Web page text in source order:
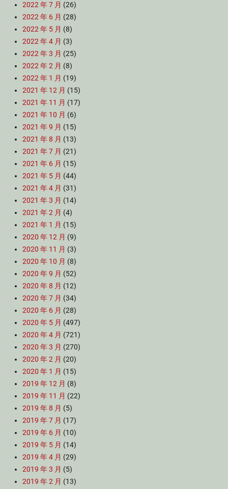
2022 年 7 月 (26)
2022 年 6 月 (28)
2022 年 5 月 (8)
2022 年 4 月 (3)
2022 年 3 月 (25)
2022 年 2 月 (8)
2022 年 1 月 (19)
2021 年 12 月 (15)
2021 年 11 月 (17)
2021 年 10 月 (6)
2021 年 9 月 (15)
2021 年 8 月 (13)
2021 年 7 月 (21)
2021 年 6 月 (15)
2021 年 5 月 (44)
2021 年 4 月 (31)
2021 年 3 月 (14)
2021 年 2 月 (4)
2021 年 1 月 (15)
2020 年 12 月 (9)
2020 年 11 月 (3)
2020 年 10 月 (8)
2020 年 9 月 (52)
2020 年 8 月 (12)
2020 年 7 月 (34)
2020 年 6 月 (28)
2020 年 5 月 (497)
2020 年 4 月 (721)
2020 年 3 月 (270)
2020 年 2 月 (20)
2020 年 1 月 (15)
2019 年 12 月 (8)
2019 年 11 月 (22)
2019 年 8 月 (5)
2019 年 7 月 (17)
2019 年 6 月 (10)
2019 年 5 月 (14)
2019 年 4 月 (29)
2019 年 3 月 (5)
2019 年 2 月 (13)